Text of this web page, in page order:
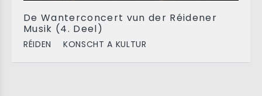
De Wanterconcert vun der Réidener
Musik (4. Deel)
RÉIDEN KONSCHT A KULTUR